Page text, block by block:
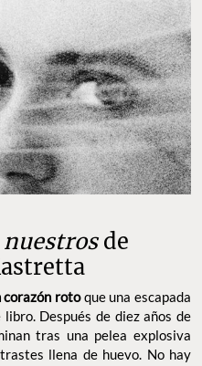
nuestrosde
corazón rotoque una escapada
Después de diez años de
tras una pelea explosiva
llena de huevo. No hay